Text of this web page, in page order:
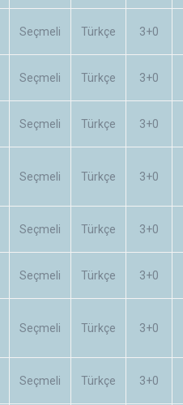
Seçmeli Türkçe 3+0
Seçmeli Türkçe 3+0
Seçmeli Türkçe 3+0
Seçmeli Türkçe 3+0
Seçmeli Türkçe 3+0
Seçmeli Türkçe 3+0
Seçmeli Türkçe 3+0
Seçmeli Türkçe 3+0